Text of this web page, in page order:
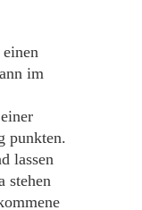
im
punkten.
lassen
stehen